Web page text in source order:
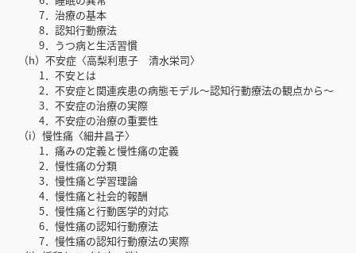
7．治療の基本
8．認知行動療法
9．うつ病と生活習慣
（h）不安症〈高梨利恵子 清水栄司〉
1．不安とは
2．不安症と関連疾患の病態モデル〜認知行動療法の観点から〜
3．不安症の治療の実際
4．不安症の治療の重要性
（i）慢性痛〈細井昌子〉
1．痛みの定義と慢性痛の定義
2．慢性痛の分類
3．慢性痛と学習理論
4．慢性痛と社会的報酬
5．慢性痛と行動医学的対応
6．慢性痛の認知行動療法
7．慢性痛の認知行動療法の実際